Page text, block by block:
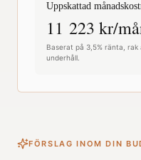
Uppskattad
11 223 kr/
Baserat på 3,5% ränta,
underhåll.
FÖRSLAG INOM DIN